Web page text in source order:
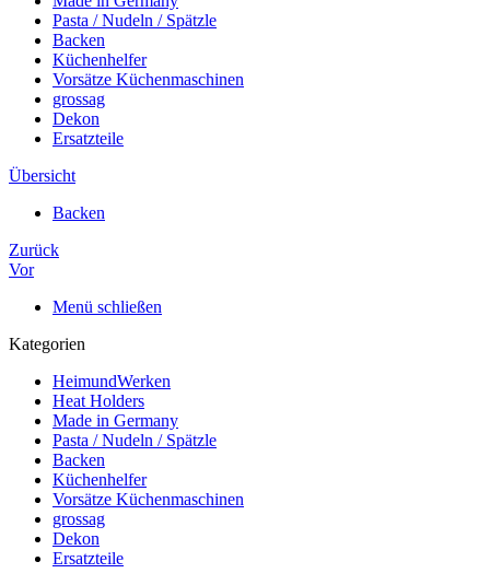
Pasta / Nudeln / Spätzle
Backen
Küchenhelfer
Vorsätze Küchenmaschinen
grossag
Dekon
Ersatzteile
Übersicht
Backen
Zurück
Vor
Menü schließen
Kategorien
HeimundWerken
Heat Holders
Made in Germany
Pasta / Nudeln / Spätzle
Backen
Küchenhelfer
Vorsätze Küchenmaschinen
grossag
Dekon
Ersatzteile